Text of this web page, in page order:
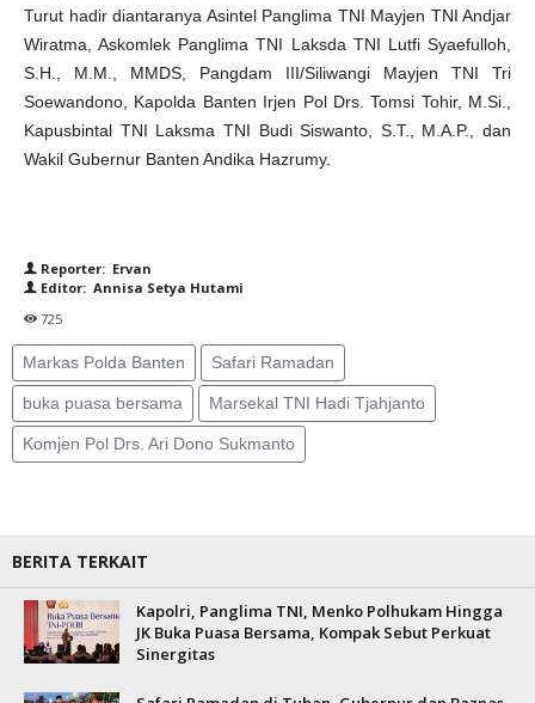
Turut hadir diantaranya Asintel Panglima TNI Mayjen TNI Andjar
Wiratma, Askomlek Panglima TNI Laksda TNI Lutfi Syaefulloh,
S.H., M.M., MMDS, Pangdam III/Siliwangi Mayjen TNI Tri
Soewandono, Kapolda Banten Irjen Pol Drs. Tomsi Tohir, M.Si.,
Kapusbintal TNI Laksma TNI Budi Siswanto, S.T., M.A.P., dan
Wakil Gubernur Banten Andika Hazrumy.
Reporter: Ervan
Editor: Annisa Setya Hutami
725
Markas Polda Banten Safari Ramadan
buka puasa bersama Marsekal TNI Hadi Tjahjanto
Komjen Pol Drs. Ari Dono Sukmanto
BERITA TERKAIT
Kapolri, Panglima TNI, Menko Polhukam Hingga
JK Buka Puasa Bersama, Kompak Sebut Perkuat
Sinergitas